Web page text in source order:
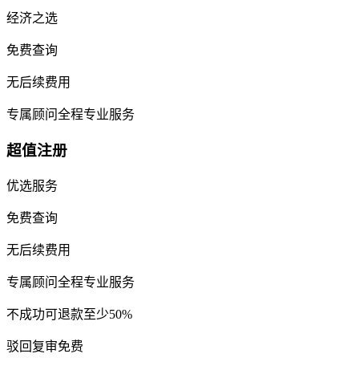
经济之选
免费查询
无后续费用
专属顾问全程专业服务
超值注册
优选服务
免费查询
无后续费用
专属顾问全程专业服务
不成功可退款至少50%
驳回复审免费